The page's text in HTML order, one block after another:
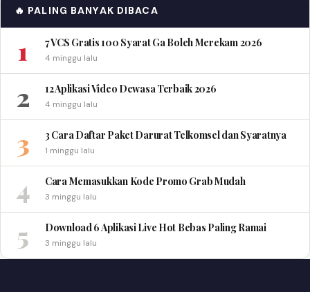
🔥 PALING BANYAK DIBACA
1 7 VCS Gratis 100 Syarat Ga Boleh Merekam 2026
4 minggu lalu
2 12 Aplikasi Video Dewasa Terbaik 2026
4 minggu lalu
3 3 Cara Daftar Paket Darurat Telkomsel dan Syaratnya
1 minggu lalu
4 Cara Memasukkan Kode Promo Grab Mudah
3 minggu lalu
5 Download 6 Aplikasi Live Hot Bebas Paling Ramai
3 minggu lalu